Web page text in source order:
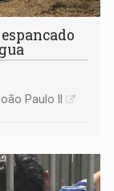
Paulo II